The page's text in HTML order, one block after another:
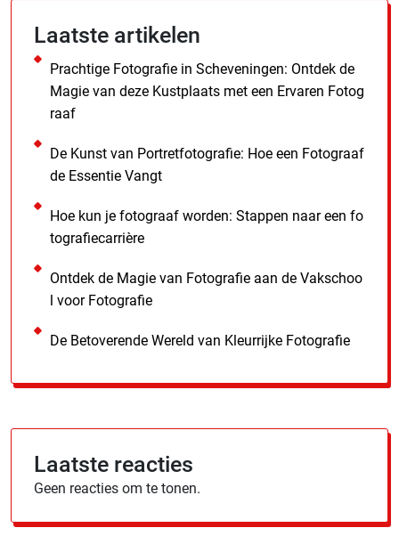
Laatste artikelen
Prachtige Fotografie in Scheveningen: Ontdek de
Magie van deze Kustplaats met een Ervaren Fotog
raaf
De Kunst van Portretfotografie: Hoe een Fotograaf
de Essentie Vangt
Hoe kun je fotograaf worden: Stappen naar een fo
tografiecarrière
Ontdek de Magie van Fotografie aan de Vakschoo
l voor Fotografie
De Betoverende Wereld van Kleurrijke Fotografie
Laatste reacties
Geen reacties om te tonen.